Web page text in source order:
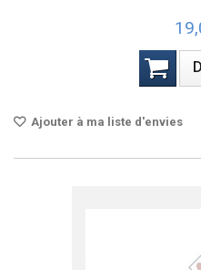
Ajouter à ma liste d'envies